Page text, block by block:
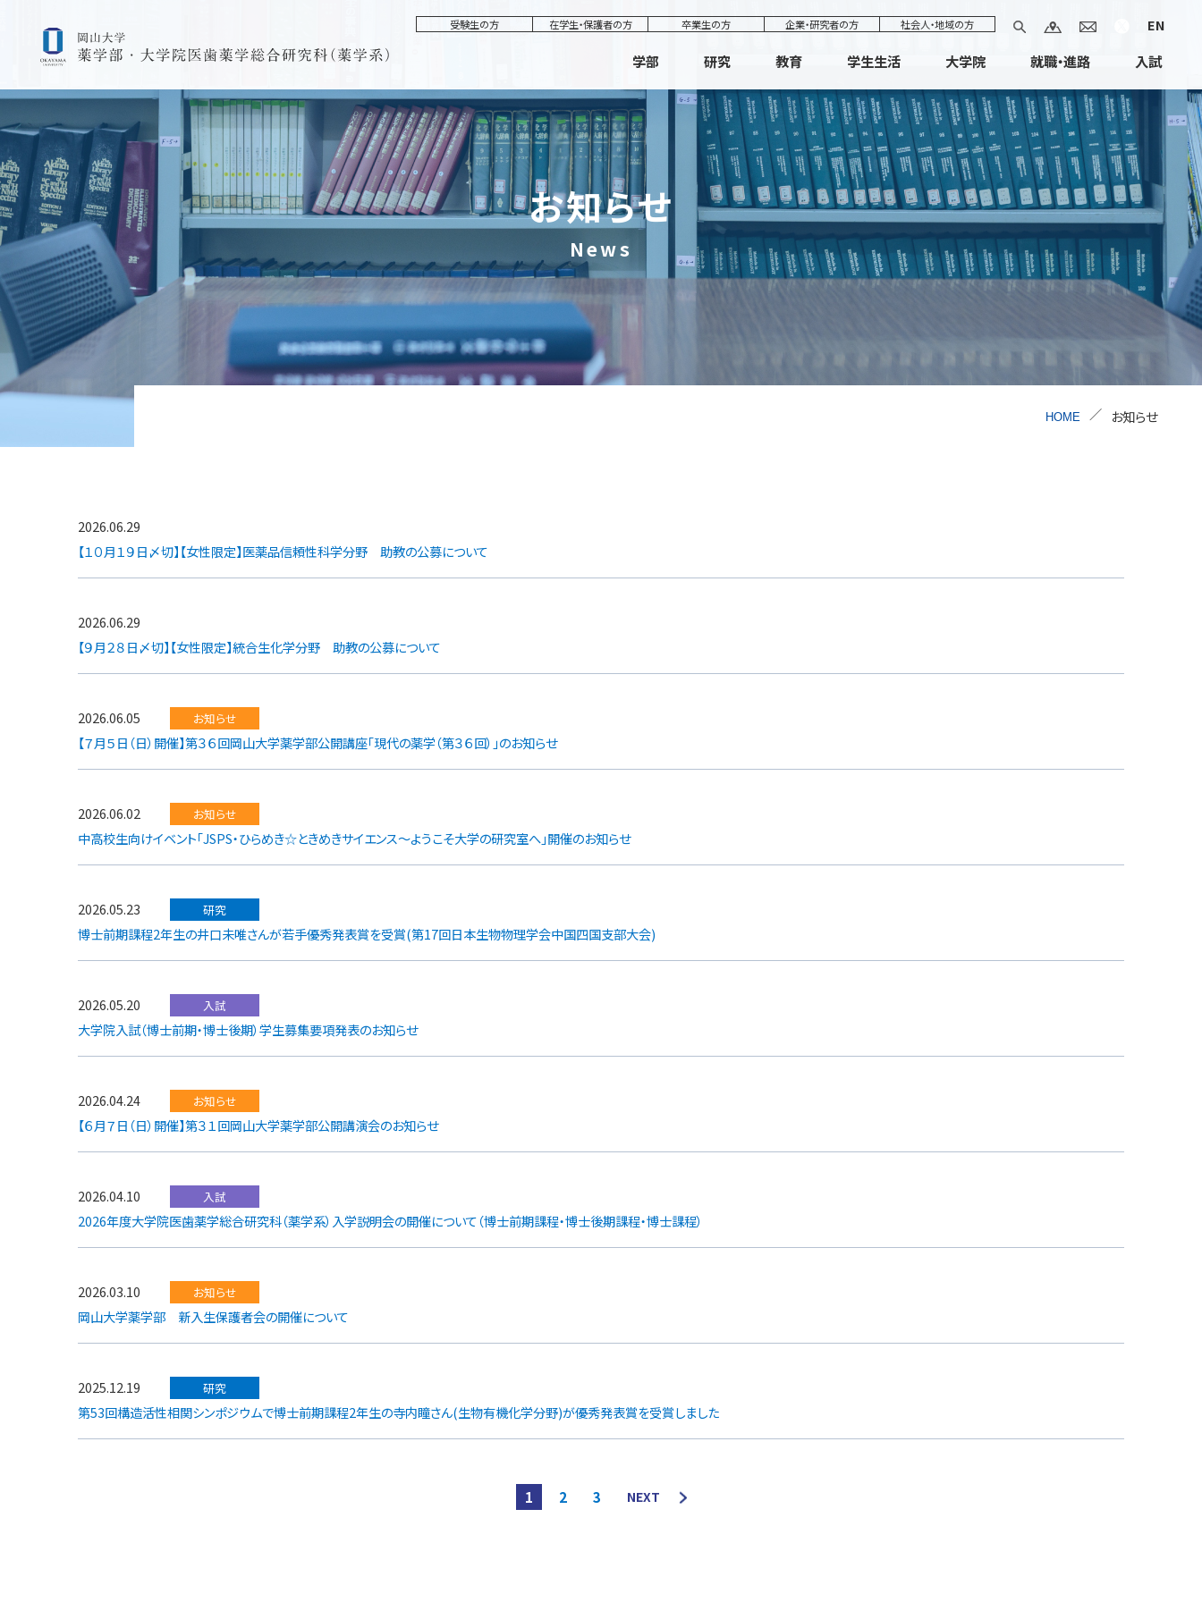
受験生の方 在学生・保護者の方 卒業生の方 企業・研究者の方 社会人・地域の方 EN
学部 研究 教育 学生生活 大学院 就職・進路 入試
お知らせ
News
HOME お知らせ
2026.06.29
【１０月１９日〆切】【女性限定】医薬品信頼性科学分野 助教の公募について
2026.06.29
【９月２８日〆切】【女性限定】統合生化学分野 助教の公募について
2026.06.05 お知らせ
【７月５日（日）開催】第３６回岡山大学薬学部公開講座「現代の薬学（第３６回）」のお知らせ
2026.06.02 お知らせ
中高校生向けイベント「JSPS・ひらめき☆ときめきサイエンス〜ようこそ大学の研究室へ」開催のお知らせ
2026.05.23 研究
博士前期課程2年生の井口未唯さんが若手優秀発表賞を受賞(第17回日本生物物理学会中国四国支部大会)
2026.05.20 入試
大学院入試（博士前期・博士後期）学生募集要項発表のお知らせ
2026.04.24 お知らせ
【６月７日（日）開催】第３１回岡山大学薬学部公開講演会のお知らせ
2026.04.10 入試
2026年度大学院医歯薬学総合研究科（薬学系）入学説明会の開催について（博士前期課程・博士後期課程・博士課程）
2026.03.10 お知らせ
岡山大学薬学部 新入生保護者会の開催について
2025.12.19 研究
第53回構造活性相関シンポジウムで博士前期課程2年生の寺内瞳さん(生物有機化学分野)が優秀発表賞を受賞しました
1 2 3 NEXT